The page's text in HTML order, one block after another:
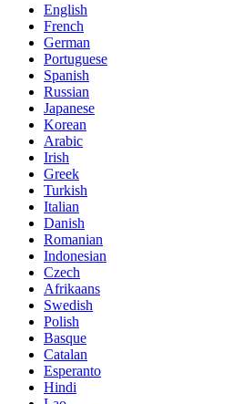
English
French
German
Portuguese
Spanish
Russian
Japanese
Korean
Arabic
Irish
Greek
Turkish
Italian
Danish
Romanian
Indonesian
Czech
Afrikaans
Swedish
Polish
Basque
Catalan
Esperanto
Hindi